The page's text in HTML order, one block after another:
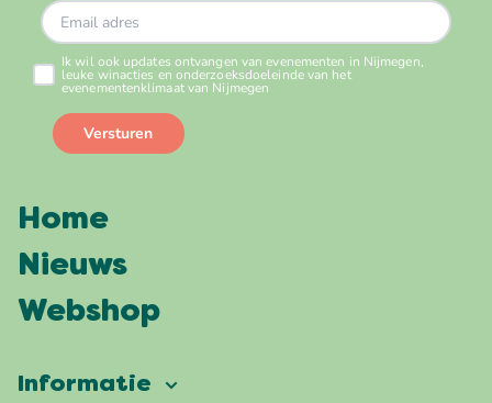
Home
Nieuws
Webshop
Informatie